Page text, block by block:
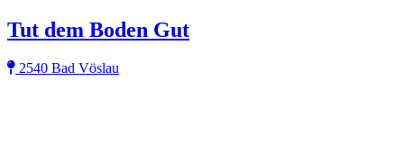
Tut dem Boden Gut
2540 Bad Vöslau